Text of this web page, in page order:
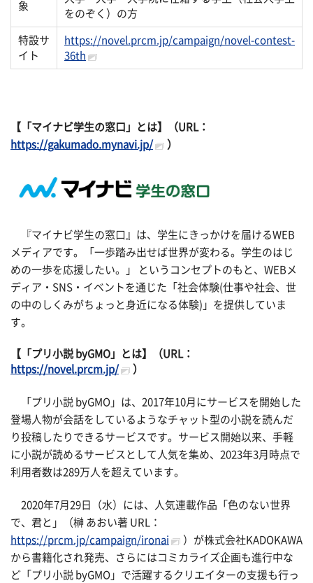
象
をのぞく）の方
特設サ
イト
https://novel.prcm.jp/campaign/novel-contest-
36th
【「マイナビ学生の窓口」とは】（URL：
https://gakumado.mynavi.jp/
）
『マイナビ学生の窓口』は、学生にきっかけを届けるWEB
メディアです。「一歩踏み出せば世界が変わる。学生のはじ
めの一歩を応援したい。」 というコンセプトのもと、WEBメ
ディア・SNS・イベントを通じた「社会体験(仕事や社会、世
の中のしくみがちょっと身近になる体験)」を提供していま
す。
【「プリ小説 byGMO」とは】（URL：
https://novel.prcm.jp/
）
「プリ小説 byGMO」は、2017年10月にサービスを開始した
登場人物が会話をしているようなチャット型の小説を読んだ
り投稿したりできるサービスです。サービス開始以来、手軽
に小説が読めるサービスとして人気を集め、2023年3月時点で
利用者数は289万人を超えています。
2020年7月29日（水）には、人気連載作品「色のない世界
で、君と」（榊 あおい著 URL：
https://prcm.jp/campaign/ironai
）が株式会社KADOKAWA
から書籍化され発売、さらにはコミカライズ企画も進行中な
ど「プリ小説 byGMO」で活躍するクリエイターの支援も行っ